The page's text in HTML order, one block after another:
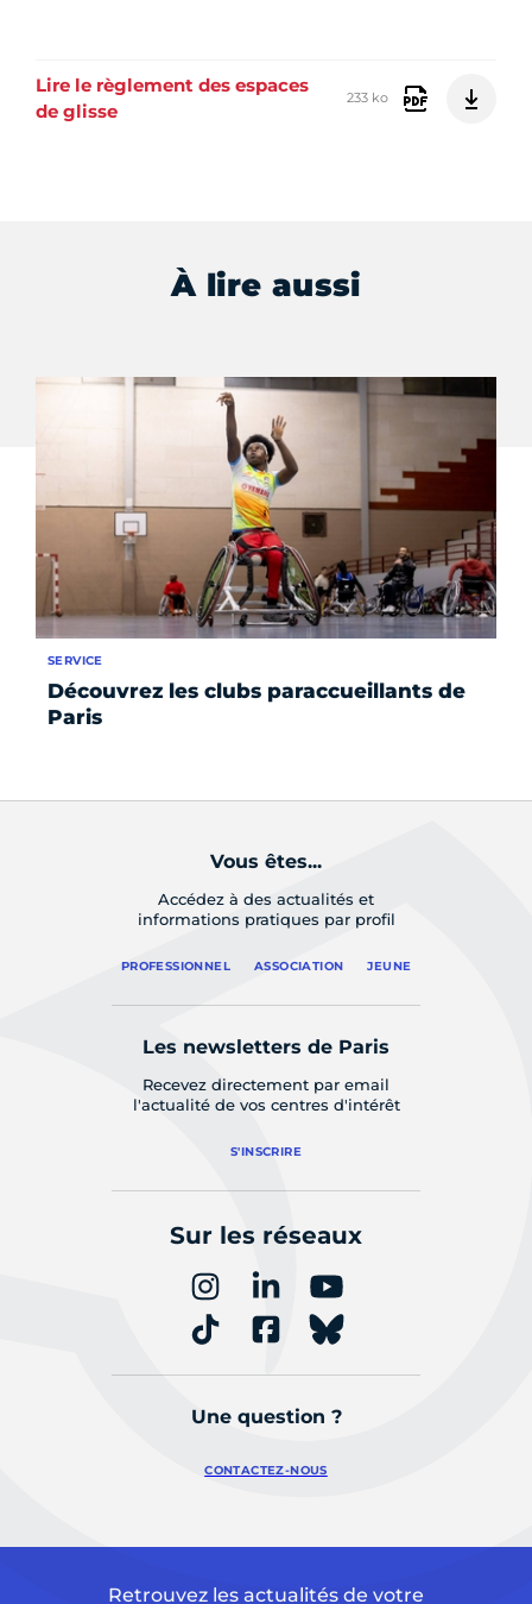
Lire le règlement des espaces
de glisse
233 ko
À lire aussi
Découvrez les clubs paraccueillants de
Paris
SERVICE
Vous êtes...
Accédez à des actualités et
informations pratiques par profil
PROFESSIONNEL ASSOCIATION JEUNE
Les newsletters de Paris
Recevez directement par email
l'actualité de vos centres d'intérêt
S'INSCRIRE
Sur les réseaux
Une question ?
CONTACTEZ-NOUS
Retrouvez les actualités de votre